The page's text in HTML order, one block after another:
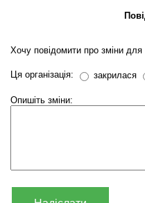
Хочу повідомити про зміни для
Ця організація: закрилася
Опишіть зміни: